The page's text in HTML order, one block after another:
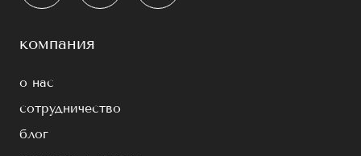
компания
о нас
сотрудничество
блог